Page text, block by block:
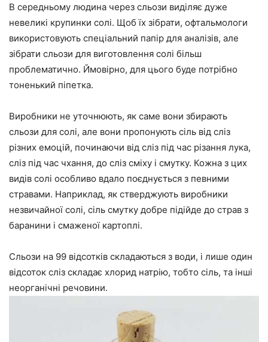
В середньому людина через сльози виділяє дуже
невеликі крупинки солі. Щоб їх зібрати, офтальмологи
використовують спеціальний папір для аналізів, але
зібрати сльози для виготовлення солі більш
проблематично. Ймовірно, для цього буде потрібно
тоненький піпетка.
Виробники не уточнюють, як саме вони збирають
сльози для солі, але вони пропонують сіль від сліз
різних емоцій, починаючи від сліз під час різання лука,
сліз під час чхання, до сліз сміху і смутку. Кожна з цих
видів солі особливо вдало поєднується з певними
стравами. Наприклад, як стверджують виробники
незвичайної солі, сіль смутку добре підійде до страв з
баранини і смаженої картоплі.
Сльози на 99 відсотків складаються з води, і лише один
відсоток сліз складає хлорид натрію, тобто сіль, та інші
неорганічні речовини.